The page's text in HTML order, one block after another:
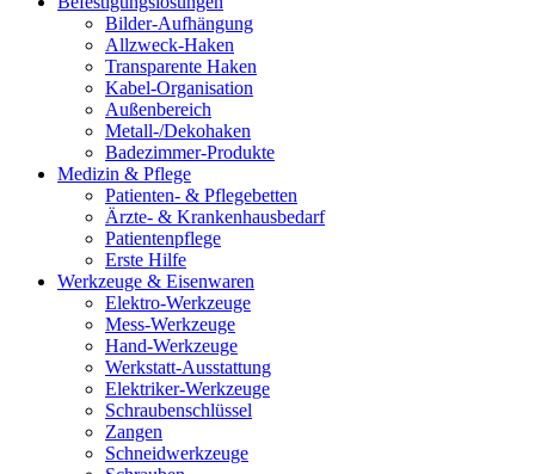
Bilder-Aufhängung
Allzweck-Haken
Transparente Haken
Kabel-Organisation
Außenbereich
Metall-/Dekohaken
Badezimmer-Produkte
Medizin & Pflege
Patienten- & Pflegebetten
Ärzte- & Krankenhausbedarf
Patientenpflege
Erste Hilfe
Werkzeuge & Eisenwaren
Elektro-Werkzeuge
Mess-Werkzeuge
Hand-Werkzeuge
Werkstatt-Ausstattung
Elektriker-Werkzeuge
Schraubenschlüssel
Zangen
Schneidwerkzeuge